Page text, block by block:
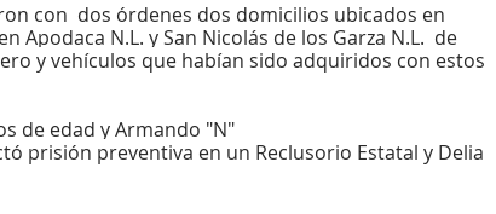
con  dos órdenes dos domicilios ubicados en
Apodaca N.L. y San Nicolás de los Garza N.L.  de
y vehículos que habían sido adquiridos con estos
de edad y Armando "N"
prisión preventiva en un Reclusorio Estatal y Delia